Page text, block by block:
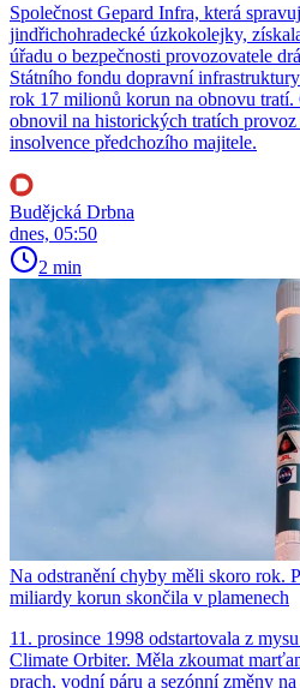
Společnost Gepard Infra, která
jindřichohradecké úzkokolejky,
úřadu o bezpečnosti provozovatele
Státního fondu dopravní
rok 17 milionů korun na obnovu tratí.
obnovil na historických tratích
insolvence předchozího majitele.
Budějcká Drbna
dnes, 05:50
2 min
Na odstranění chyby měli skoro rok.
miliardy korun skončila v plamenech
11. prosince 1998 odstartovala z
Climate Orbiter. Měla zkoumat
prach, vodní páru a sezónní změny